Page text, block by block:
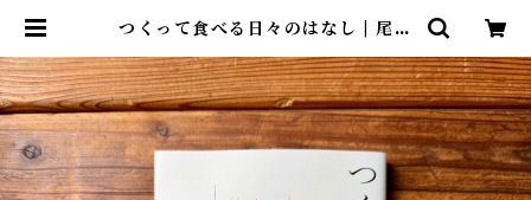
つくって食べる日々のはなし | 尾鷲